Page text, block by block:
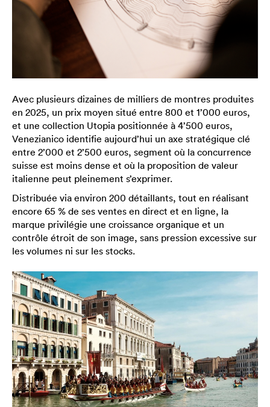
Avec plusieurs dizaines de milliers de montres produites
en 2025, un prix moyen situé entre 800 et 1’000 euros,
et une collection Utopia positionnée à 4’500 euros,
Venezianico identifie aujourd’hui un axe stratégique clé
entre 2’000 et 2’500 euros, segment où la concurrence
suisse est moins dense et où la proposition de valeur
italienne peut pleinement s’exprimer.
Distribuée via environ 200 détaillants, tout en réalisant
encore 65 % de ses ventes en direct et en ligne, la
marque privilégie une croissance organique et un
contrôle étroit de son image, sans pression excessive sur
les volumes ni sur les stocks.